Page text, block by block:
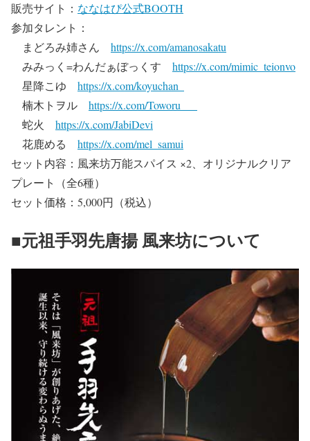
販売サイト： ななはぴ公式BOOTH
参加タレント：
まどろみ姉さん https://x.com/amanosakatu
みみっく=わんだぁぼっくす https://x.com/mimic_teionvo
星降こゆ https://x.com/koyuchan_
楠木トヲル https://x.com/Toworu___
蛇火 https://x.com/JabiDevi
花鹿める https://x.com/mel_samui
セット内容：風来坊万能スパイス ×2、オリジナルクリア
プレート（全6種）
セット価格：5,000円（税込）
■元祖手羽先唐揚 風来坊について